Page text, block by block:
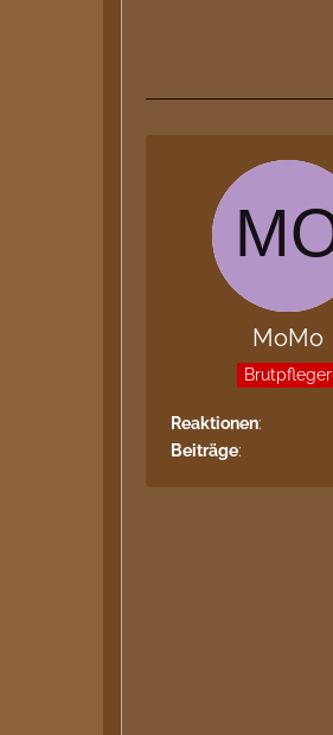
MoMo
Brutpfleger
Reaktionen
Beiträge